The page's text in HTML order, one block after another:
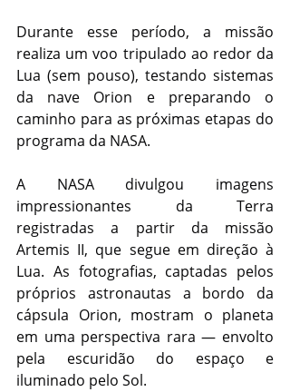
Durante esse período, a missão
realiza um voo tripulado ao redor da
Lua (sem pouso), testando sistemas
da nave Orion e preparando o
caminho para as próximas etapas do
programa da NASA.
A NASA divulgou imagens
impressionantes da Terra
registradas a partir da missão
Artemis II, que segue em direção à
Lua. As fotografias, captadas pelos
próprios astronautas a bordo da
cápsula Orion, mostram o planeta
em uma perspectiva rara — envolto
pela escuridão do espaço e
iluminado pelo Sol.